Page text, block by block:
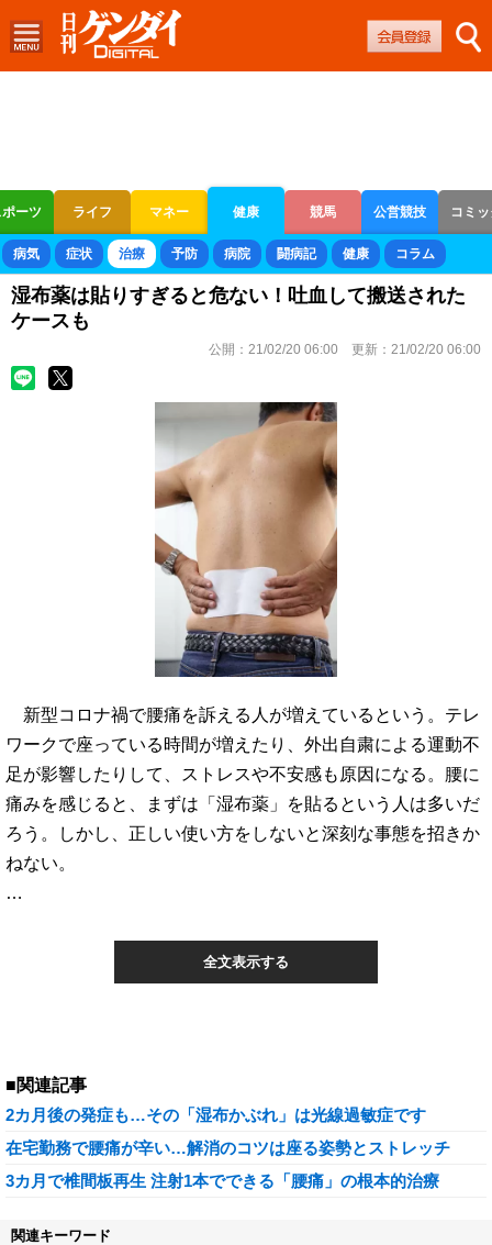
ーツ ライフ マネー 健康 競馬 公営競技 コミ
ボートレース 競輪 オートレース
病気 症状 治療 予防 病院 闘病記 健康 コラム
湿布薬は貼りすぎると危ない！吐血して搬送された
ケースも
公開： 21/02/20 06:00 更新： 21/02/20 06:00
新型コロナ禍で腰痛を訴える人が増えているという。テレ
ワークで座っている時間が増えたり、外出自粛による運動不
足が影響したりして、ストレスや不安感も原因になる。腰に
痛みを感じると、まずは「湿布薬」を貼るという人は多いだ
ろう。しかし、正しい使い方をしないと深刻な事態を招きか
ねない。
…
全文表示する
■関連記事
2カ月後の発症も…その「湿布かぶれ」は光線過敏症です
在宅勤務で腰痛が辛い…解消のコツは座る姿勢とストレッチ
3カ月で椎間板再生 注射1本でできる「腰痛」の根本的治療
関連キーワード